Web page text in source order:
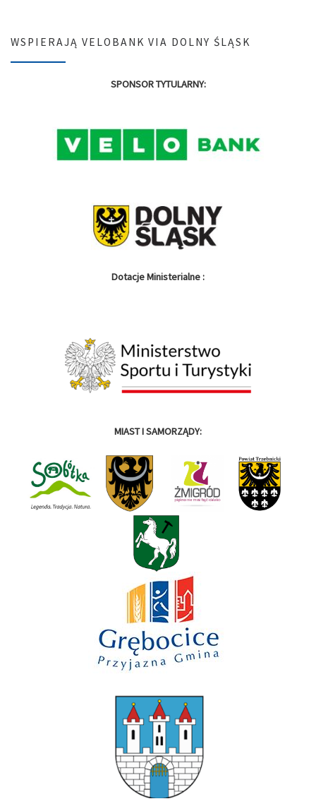
WSPIERAJĄ VELOBANK VIA DOLNY ŚLĄSK
SPONSOR TYTULARNY:
Dotacje Ministerialne :
MIAST I SAMORZĄDY: